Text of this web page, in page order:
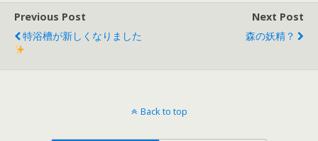
Previous Post
特浴槽が新しくなりました
Next Post
森の妖精？
Back to top